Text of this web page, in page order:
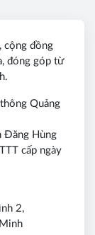
cộng đồng
đóng góp từ
Quảng
Đăng Hùng
cấp ngày
2,